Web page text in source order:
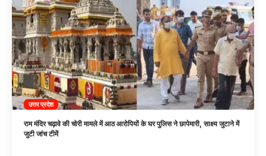
उत्तर प्रदेश
राम मंदिर चढ़ावे की चोरी मामले में आठ आरोपियों के घर पुलिस ने छापेमारी, साक्ष्य जुटाने में
जुटी जांच टीमें